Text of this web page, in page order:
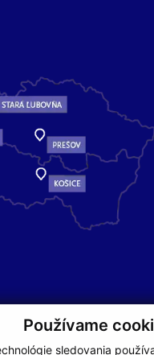
Používame
sledovania